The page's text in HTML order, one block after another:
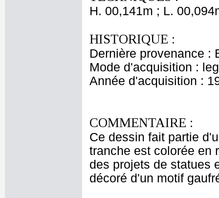
H. 00,141m ; L.
HISTORIQUE :
Dernière provenance :
Mode d'acquisition :
Année d'acquisition :
COMMENTAIRE :
Ce dessin fait partie
tranche est colorée en
des projets de statues
décoré d'un motif